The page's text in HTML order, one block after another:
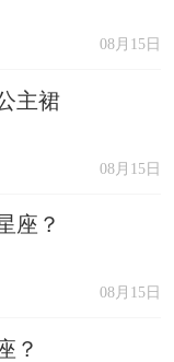
08月15日
主裙
08月15日
座？
08月15日
？